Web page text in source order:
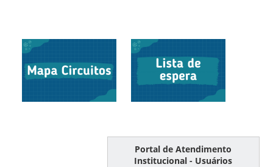
Portal de Atendimento
Institucional - Usuários